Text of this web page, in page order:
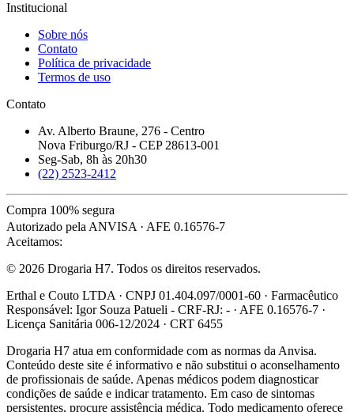
Institucional
Sobre nós
Contato
Política de privacidade
Termos de uso
Contato
Av. Alberto Braune, 276 - Centro
Nova Friburgo/RJ - CEP 28613-001
Seg-Sab, 8h às 20h30
(22) 2523-2412
Compra 100% segura
Autorizado pela ANVISA · AFE 0.16576-7
Aceitamos:
© 2026 Drogaria H7. Todos os direitos reservados.
Erthal e Couto LTDA · CNPJ 01.404.097/0001-60 · Farmacêutico
Responsável: Igor Souza Patueli - CRF-RJ: - · AFE 0.16576-7 ·
Licença Sanitária 006-12/2024 · CRT 6455
Drogaria H7 atua em conformidade com as normas da Anvisa.
Conteúdo deste site é informativo e não substitui o aconselhamento
de profissionais de saúde. Apenas médicos podem diagnosticar
condições de saúde e indicar tratamento. Em caso de sintomas
persistentes, procure assistência médica. Todo medicamento oferece